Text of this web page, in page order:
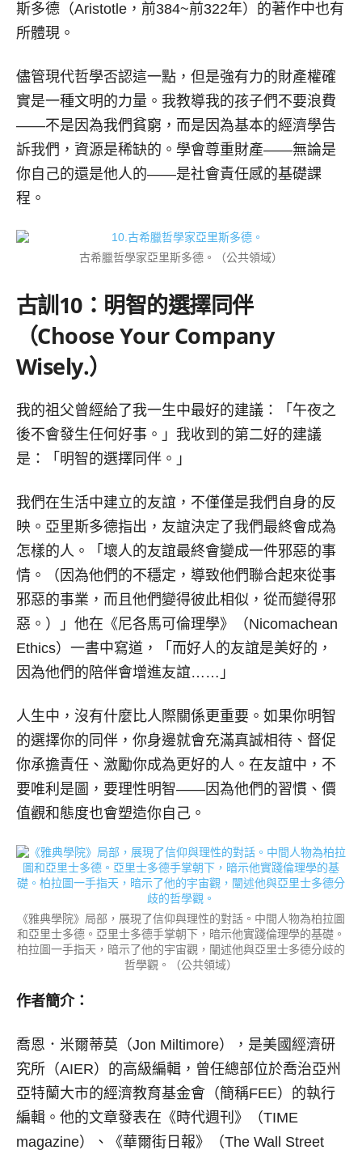
斯多德（Aristotle，前384~前322年）的著作中也有
所體現。
儘管現代哲學否認這一點，但是強有力的財產權確
實是一種文明的力量。我教導我的孩子們不要浪費
——不是因為我們貧窮，而是因為基本的經濟學告
訴我們，資源是稀缺的。學會尊重財產——無論是
你自己的還是他人的——是社會責任感的基礎課
程。
古希臘哲學家亞里斯多德。（公共領域）
古訓10：明智的選擇同伴
（Choose Your Company
Wisely.）
我的祖父曾經給了我一生中最好的建議：「午夜之
後不會發生任何好事。」我收到的第二好的建議
是：「明智的選擇同伴。」
我們在生活中建立的友誼，不僅僅是我們自身的反
映。亞里斯多德指出，友誼決定了我們最終會成為
怎樣的人。「壞人的友誼最終會變成一件邪惡的事
情。（因為他們的不穩定，導致他們聯合起來從事
邪惡的事業，而且他們變得彼此相似，從而變得邪
惡。）」他在《尼各馬可倫理學》（Nicomachean
Ethics）一書中寫道，「而好人的友誼是美好的，
因為他們的陪伴會增進友誼……」
人生中，沒有什麼比人際關係更重要。如果你明智
的選擇你的同伴，你身邊就會充滿真誠相待、督促
你承擔責任、激勵你成為更好的人。在友誼中，不
要唯利是圖，要理性明智——因為他們的習慣、價
值觀和態度也會塑造你自己。
《雅典學院》局部，展現了信仰與理性的對話。中間人物為柏拉圖
和亞里士多德。亞里士多德手掌朝下，暗示他實踐倫理學的基礎。
柏拉圖一手指天，暗示了他的宇宙觀，闡述他與亞里士多德分歧的
哲學觀。（公共領域）
作者簡介：
喬恩．米爾蒂莫（Jon Miltimore），是美國經濟研
究所（AIER）的高級編輯，曾任總部位於喬治亞州
亞特蘭大市的經濟教育基金會（簡稱FEE）的執行
編輯。他的文章發表在《時代週刊》（TIME
magazine）、《華爾街日報》（The Wall Street